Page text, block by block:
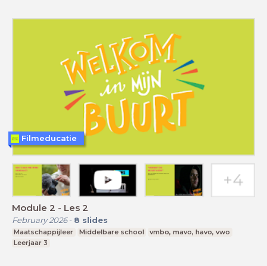
Module 2 - Les 2
February 2026- 8 slides
Maatschappijleer Middelbare school
vmbo, mavo, havo, vwo
Leerjaar 3
Filmeducatie